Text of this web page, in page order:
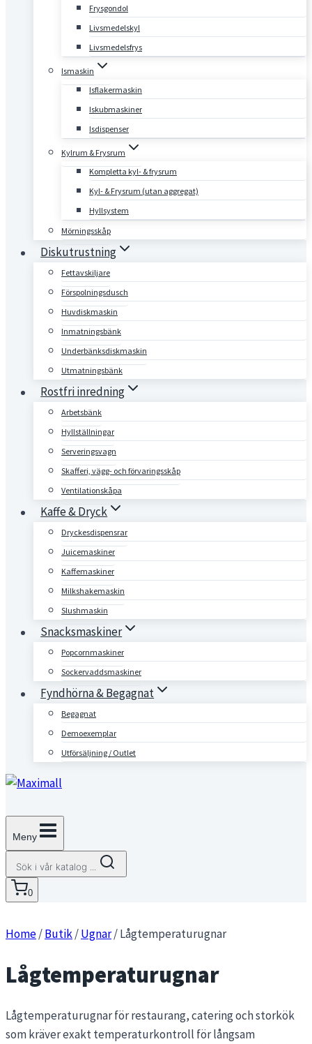
Frysgondol
Livsmedelskyl
Livsmedelsfrys
Ismaskin
Isflakermaskin
Iskubmaskiner
Isdispenser
Kylrum & Frysrum
Kompletta kyl- & frysrum
Kyl- & Frysrum (utan aggregat)
Hyllsystem
Mörningsskåp
Diskutrustning
Fettavskiljare
Förspolningsdusch
Huvdiskmaskin
Inmatningsbänk
Underbänksdiskmaskin
Utmatningsbänk
Rostfri inredning
Arbetsbänk
Hyllställningar
Serveringsvagn
Skafferi, vägg- och förvaringsskåp
Ventilationskåpa
Kaffe & Dryck
Dryckesdispensrar
Juicemaskiner
Kaffemaskiner
Milkshakemaskin
Slushmaskin
Snacksmaskiner
Popcornmaskiner
Sockervaddsmaskiner
Fyndhörna & Begagnat
Begagnat
Demoexemplar
Utförsäljning / Outlet
Meny
Sök i vår katalog ...
0
Home/Butik/Ugnar/Lågtemperaturugnar
Lågtemperaturugnar
Lågtemperaturugnar för restaurang, catering och storkök
som kräver exakt temperaturkontroll för långsam